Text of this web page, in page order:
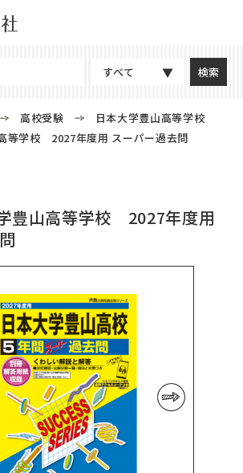
すべて
高校受験
日本大学豊山高等学校
等学校 2027年度用 スーパー過去問
豊山高等学校 2027年度用
次の画像